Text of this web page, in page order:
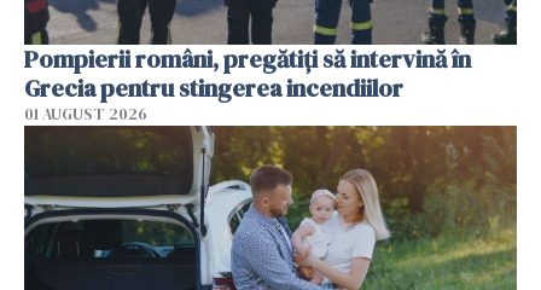
Pompierii români, pregătiţi să intervină în
Grecia pentru stingerea incendiilor
01 AUGUST 2026